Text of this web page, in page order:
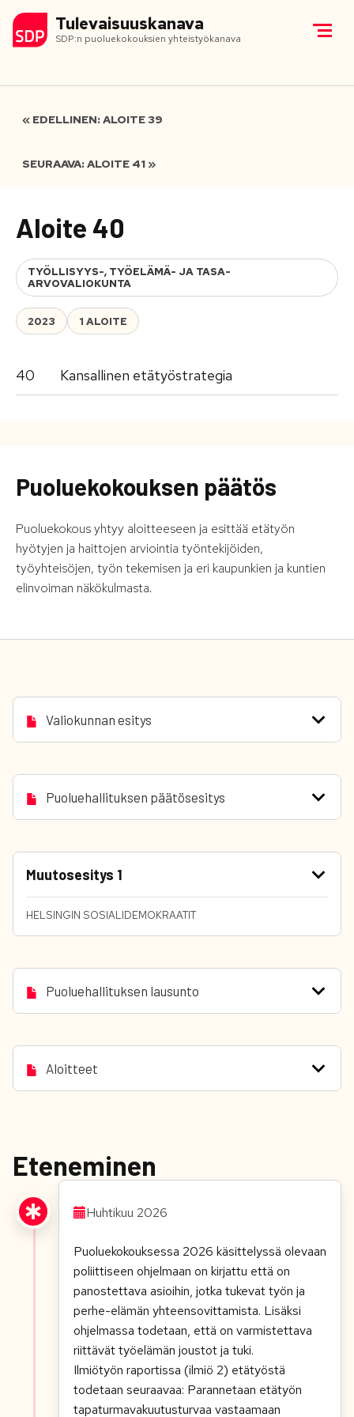
Tulevaisuuskanava
SDP:n puoluekokouksien yhteistyökanava
« EDELLINEN: ALOITE 39
SEURAAVA: ALOITE 41 »
Aloite 40
TYÖLLISYYS-, TYÖELÄMÄ- JA TASA-
ARVOVALIOKUNTA
2023 1 ALOITE
40 Kansallinen etätyöstrategia
Puoluekokouksen päätös
Puoluekokous yhtyy aloitteeseen ja esittää etätyön
hyötyjen ja haittojen arviointia työntekijöiden,
työyhteisöjen, työn tekemisen ja eri kaupunkien ja kuntien
elinvoiman näkökulmasta.
Valiokunnan esitys
Puoluehallituksen päätösesitys
Muutosesitys 1
HELSINGIN SOSIALIDEMOKRAATIT
Puoluehallituksen lausunto
Aloitteet
Eteneminen
Huhtikuu 2026
Puoluekokouksessa 2026 käsittelyssä olevaan
poliittiseen ohjelmaan on kirjattu että on
panostettava asioihin, jotka tukevat työn ja
perhe-elämän yhteensovittamista. Lisäksi
ohjelmassa todetaan, että on varmistettava
riittävät työelämän joustot ja tuki.
Ilmiötyön raportissa (ilmiö 2) etätyöstä
todetaan seuraavaa: Parannetaan etätyön
tapaturmavakuutusturvaa vastaamaan